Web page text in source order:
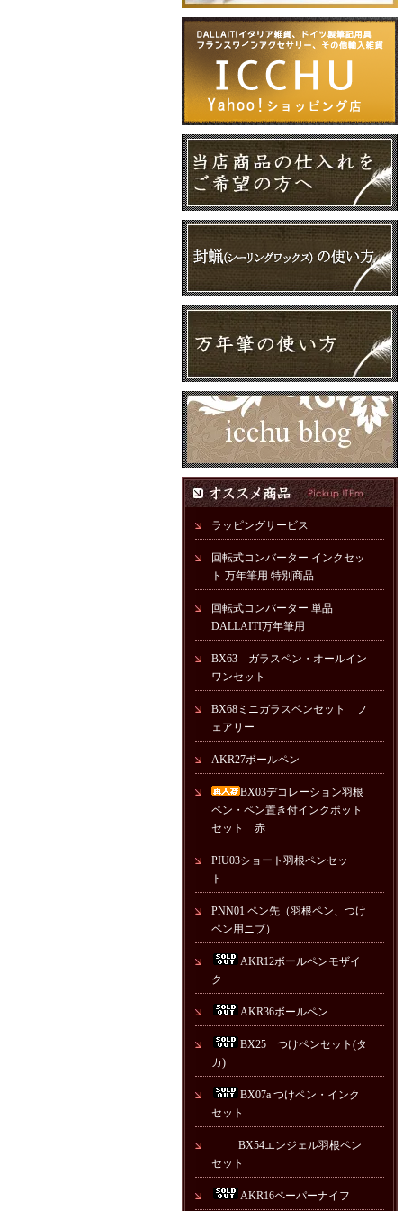
ラッピングサービス
回転式コンバーター インクセッ
ト 万年筆用 特別商品
回転式コンバーター 単品
DALLAITI万年筆用
BX63 ガラスペン・オールイン
ワンセット
BX68ミニガラスペンセット フ
ェアリー
AKR27ボールペン
BX03デコレーション羽根
ペン・ペン置き付インクポット
セット 赤
PIU03ショート羽根ペンセッ
ト
PNN01 ペン先（羽根ペン、つけ
ペン用ニブ）
AKR12ボールペンモザイ
ク
AKR36ボールペン
BX25 つけペンセット(タ
カ)
BX07a つけペン・インク
セット
BX54エンジェル羽根ペン
セット
AKR16ペーパーナイフ